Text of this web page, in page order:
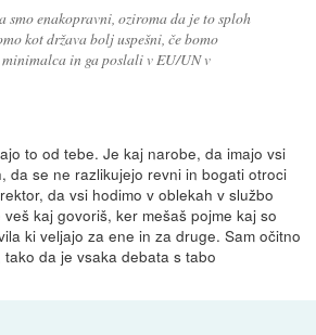
smo enakopravni, oziroma da je to sploh
kot država bolj uspešni, če bomo
in ga poslali v EU/UN v
to od tebe. Je kaj narobe, da imajo vsi
da se ne razlikujejo revni in bogati otroci
da vsi hodimo v oblekah v službo
kaj govoriš, ker mešaš pojme kaj so
ki veljajo za ene in za druge. Sam očitno
da je vsaka debata s tabo